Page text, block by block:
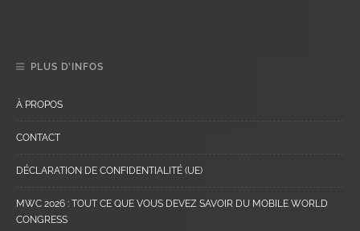
PLUS D’INFOS
À PROPOS
CONTACT
DÉCLARATION DE CONFIDENTIALITÉ (UE)
MWC 2026 : TOUT CE QUE VOUS DEVEZ SAVOIR DU MOBILE WORLD
CONGRESS